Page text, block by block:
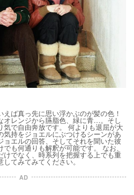
ば真っ先に思い浮かぶのが髪の色！
オレンジから臙脂色、緑に青…。そし
気で自由奔放です。 何よりも退屈が大
気持をジョエルにぶつけるシーンがあ
ョエルの回答、そしてそれを聞いた彼
も何通りも解釈が可能です。 なお、
けでなく、時系列を把握する上でも重
してみてみてください。
AD